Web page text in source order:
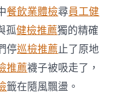
當
局
吁
消
費
者
慎
選〉
餐飲業體檢尋員工健
孤健檢推薦獨的精確
停巡檢推薦止了原地
推薦襪子被吸走了，
籤在隨風飄盪。